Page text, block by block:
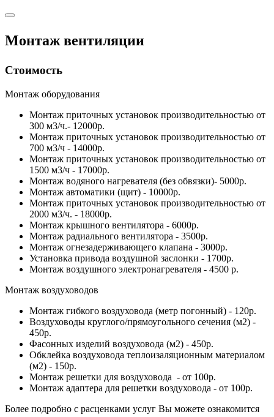
Монтаж вентиляции
Стоимость
Монтаж оборудования
Монтаж приточных установок производительностью от
300 м3/ч.- 12000р.
Монтаж приточных установок производительностью от
700 м3/ч - 14000р.
Монтаж приточных установок производительностью от
1500 м3/ч - 17000р.
Монтаж водяного нагревателя (без обвязки)- 5000р.
Монтаж автоматики (щит) - 10000р.
Монтаж приточных установок производительностью от
2000 м3/ч. - 18000р.
Монтаж крышного вентилятора - 6000р.
Монтаж радиального вентилятора - 3500р.
Монтаж огнезадерживающего клапана - 3000р.
Установка привода воздушной заслонки - 1700р.
Монтаж воздушного электронагревателя - 4500 р.
Монтаж воздуховодов
Монтаж гибкого воздуховода (метр погонный) - 120р.
Воздуховоды круглого/прямоугольного сечения (м2) -
450р.
Фасонных изделий воздуховода (м2) - 450р.
Обклейка воздуховода теплоизаляционным материалом
(м2) - 150р.
Монтаж решетки для воздуховода - от 100р.
Монтаж адаптера для решетки воздуховода - от 100р.
Более подробно с расценками услуг Вы можете ознакомится